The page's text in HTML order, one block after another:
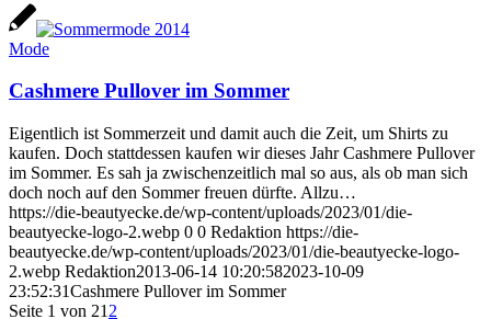
Mode
Cashmere Pullover im Sommer
Eigentlich ist Sommerzeit und damit auch die Zeit, um Shirts zu
kaufen. Doch stattdessen kaufen wir dieses Jahr Cashmere Pullover
im Sommer. Es sah ja zwischenzeitlich mal so aus, als ob man sich
doch noch auf den Sommer freuen dürfte. Allzu…
https://die-beautyecke.de/wp-content/uploads/2023/01/die-
beautyecke-logo-2.webp 0 0 Redaktion https://die-
beautyecke.de/wp-content/uploads/2023/01/die-beautyecke-logo-
2.webp Redaktion2013-06-14 10:20:582023-10-09
23:52:31Cashmere Pullover im Sommer
Seite 1 von 21 2